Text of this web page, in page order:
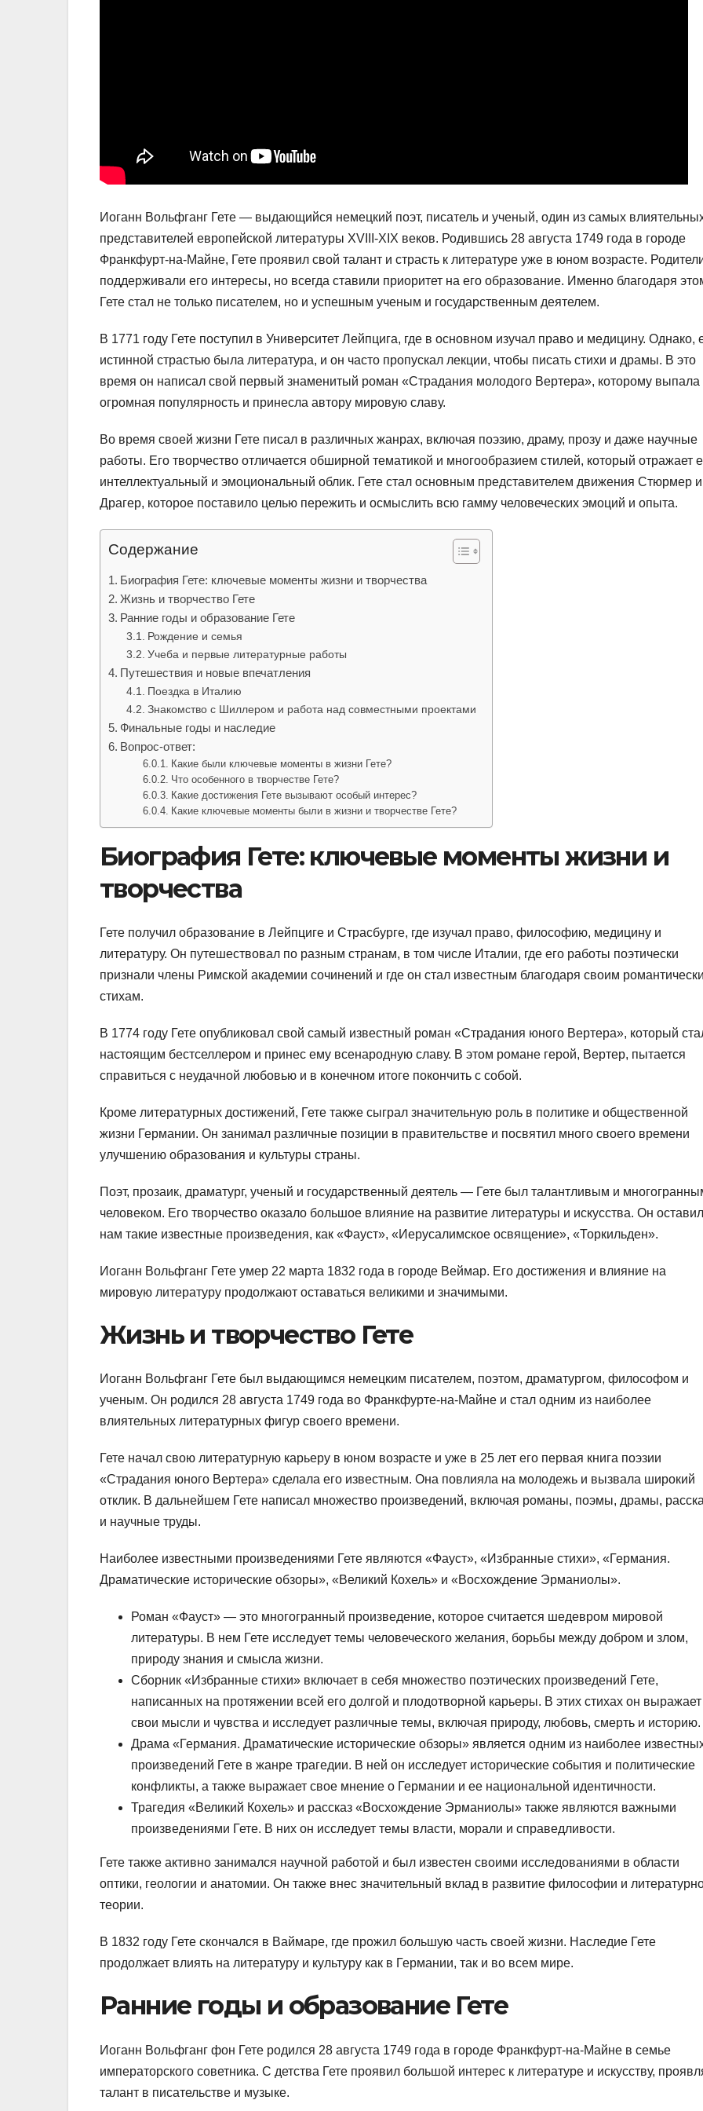
Иоганн Вольфганг Гете — выдающийся немецкий поэт, писатель и ученый, один из самых
представителей европейской литературы XVIII-XIX веков. Родившись 28 августа 1749 года в городе
Франкфурт-на-Майне, Гете проявил свой талант и страсть к литературе уже в юном возрасте.
поддерживали его интересы, но всегда ставили приоритет на его образование. Именно благодаря
Гете стал не только писателем, но и успешным ученым и государственным деятелем.
В 1771 году Гете поступил в Университет Лейпцига, где в основном изучал право и медицину. Однако,
истинной страстью была литература, и он часто пропускал лекции, чтобы писать стихи и драмы. В это
время он написал свой первый знаменитый роман «Страдания молодого Вертера», которому выпала
огромная популярность и принесла автору мировую славу.
Во время своей жизни Гете писал в различных жанрах, включая поэзию, драму, прозу и даже научные
работы. Его творчество отличается обширной тематикой и многообразием стилей, который отражает
интеллектуальный и эмоциональный облик. Гете стал основным представителем движения Стюрмер и
Драгер, которое поставило целью пережить и осмыслить всю гамму человеческих эмоций и опыта.
Содержание
Биография Гете: ключевые моменты жизни и творчества
Жизнь и творчество Гете
Ранние годы и образование Гете
Рождение и семья
Учеба и первые литературные работы
Путешествия и новые впечатления
Поездка в Италию
Знакомство с Шиллером и работа над совместными проектами
Финальные годы и наследие
Вопрос-ответ:
Какие были ключевые моменты в жизни Гете?
Что особенного в творчестве Гете?
Какие достижения Гете вызывают особый интерес?
Какие ключевые моменты были в жизни и творчестве Гете?
Биография Гете: ключевые моменты жизни и
творчества
Гете получил образование в Лейпциге и Страсбурге, где изучал право, философию, медицину и
литературу. Он путешествовал по разным странам, в том числе Италии, где его работы поэтически
признали члены Римской академии сочинений и где он стал известным благодаря своим
стихам.
В 1774 году Гете опубликовал свой самый известный роман «Страдания юного Вертера», который
настоящим бестселлером и принес ему всенародную славу. В этом романе герой, Вертер, пытается
справиться с неудачной любовью и в конечном итоге покончить с собой.
Кроме литературных достижений, Гете также сыграл значительную роль в политике и общественной
жизни Германии. Он занимал различные позиции в правительстве и посвятил много своего времени
улучшению образования и культуры страны.
Поэт, прозаик, драматург, ученый и государственный деятель — Гете был талантливым и
человеком. Его творчество оказало большое влияние на развитие литературы и искусства. Он оставил
нам такие известные произведения, как «Фауст», «Иерусалимское освящение», «Торкильден».
Иоганн Вольфганг Гете умер 22 марта 1832 года в городе Веймар. Его достижения и влияние на
мировую литературу продолжают оставаться великими и значимыми.
Жизнь и творчество Гете
Иоганн Вольфганг Гете был выдающимся немецким писателем, поэтом, драматургом, философом и
ученым. Он родился 28 августа 1749 года во Франкфурте-на-Майне и стал одним из наиболее
влиятельных литературных фигур своего времени.
Гете начал свою литературную карьеру в юном возрасте и уже в 25 лет его первая книга поэзии
«Страдания юного Вертера» сделала его известным. Она повлияла на молодежь и вызвала широкий
отклик. В дальнейшем Гете написал множество произведений, включая романы, поэмы, драмы,
и научные труды.
Наиболее известными произведениями Гете являются «Фауст», «Избранные стихи», «Германия.
Драматические исторические обзоры», «Великий Кохель» и «Восхождение Эрманиолы».
Роман «Фауст» — это многогранный произведение, которое считается шедевром мировой
литературы. В нем Гете исследует темы человеческого желания, борьбы между добром и злом,
природу знания и смысла жизни.
Сборник «Избранные стихи» включает в себя множество поэтических произведений Гете,
написанных на протяжении всей его долгой и плодотворной карьеры. В этих стихах он выражает
свои мысли и чувства и исследует различные темы, включая природу, любовь, смерть и историю.
Драма «Германия. Драматические исторические обзоры» является одним из наиболее
произведений Гете в жанре трагедии. В ней он исследует исторические события и политические
конфликты, а также выражает свое мнение о Германии и ее национальной идентичности.
Трагедия «Великий Кохель» и рассказ «Восхождение Эрманиолы» также являются важными
произведениями Гете. В них он исследует темы власти, морали и справедливости.
Гете также активно занимался научной работой и был известен своими исследованиями в области
оптики, геологии и анатомии. Он также внес значительный вклад в развитие философии и
теории.
В 1832 году Гете скончался в Ваймаре, где прожил большую часть своей жизни. Наследие Гете
продолжает влиять на литературу и культуру как в Германии, так и во всем мире.
Ранние годы и образование Гете
Иоганн Вольфганг фон Гете родился 28 августа 1749 года в городе Франкфурт-на-Майне в семье
императорского советника. С детства Гете проявил большой интерес к литературе и искусству,
талант в писательстве и музыке.